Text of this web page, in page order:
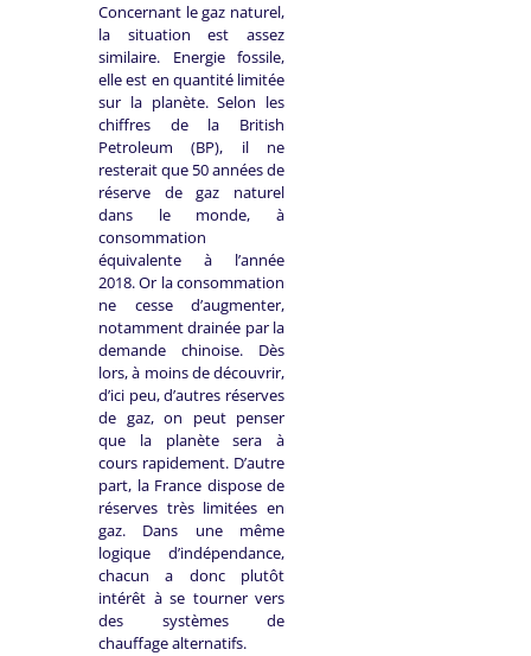
Concernant le gaz naturel,
la situation est assez
similaire. Energie fossile,
elle est en quantité limitée
sur la planète. Selon les
chiffres de la British
Petroleum (BP), il ne
resterait que 50 années de
réserve de gaz naturel
dans le monde, à
consommation
équivalente à l’année
2018. Or la consommation
ne cesse d’augmenter,
notamment drainée par la
demande chinoise. Dès
lors, à moins de découvrir,
d’ici peu, d’autres réserves
de gaz, on peut penser
que la planète sera à
cours rapidement. D’autre
part, la France dispose de
réserves très limitées en
gaz. Dans une même
logique d’indépendance,
chacun a donc plutôt
intérêt à se tourner vers
des systèmes de
chauffage alternatifs.